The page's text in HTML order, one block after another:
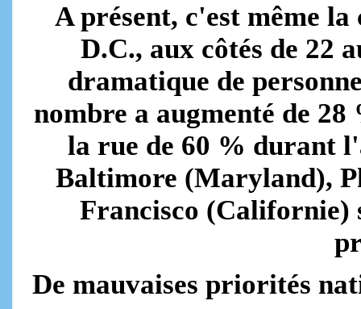
A présent, c'est même
D.C., aux côtés de 22
dramatique de
nombre a augmenté de
la rue de 60 % durant
Baltimore (Maryland),
Francisco (Californie)
De mauvaises priorités